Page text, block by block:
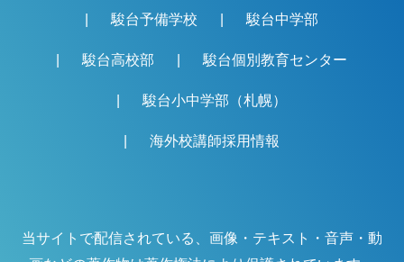
駿台予備学校 駿台中学部
駿台高校部 駿台個別教育センター
駿台小中学部（札幌）
海外校講師採用情報
当サイトで配信されている、画像・テキスト・音声・動